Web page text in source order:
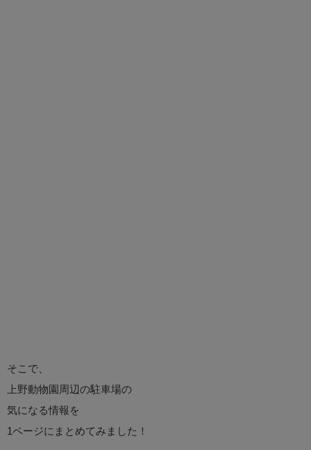
そこで、
上野動物園周辺の駐車場の
気になる情報を
1ページにまとめてみました！